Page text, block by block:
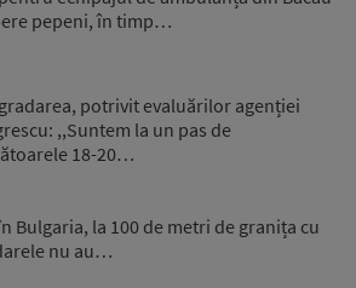
pepeni, în timp…
potrivit evaluărilor agenției
,,Suntem la un pas de
18-20…
Bulgaria, la 100 de metri de granița cu
nu au…